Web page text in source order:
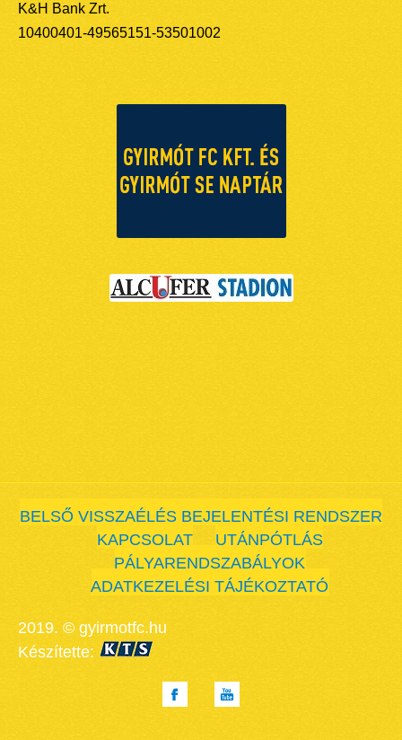
K&H Bank Zrt.
10400401-49565151-53501002
BELSŐ VISSZAÉLÉS BEJELENTÉSI RENDSZER
KAPCSOLAT
UTÁNPÓTLÁS
PÁLYARENDSZABÁLYOK
ADATKEZELÉSI TÁJÉKOZTATÓ
2019. © gyirmotfc.hu
Készítette: